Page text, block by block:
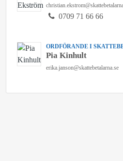
0709 71 66 66
ORDFÖRANDE I
Pia Kinhult
erika.janson@skattebetalarna.se